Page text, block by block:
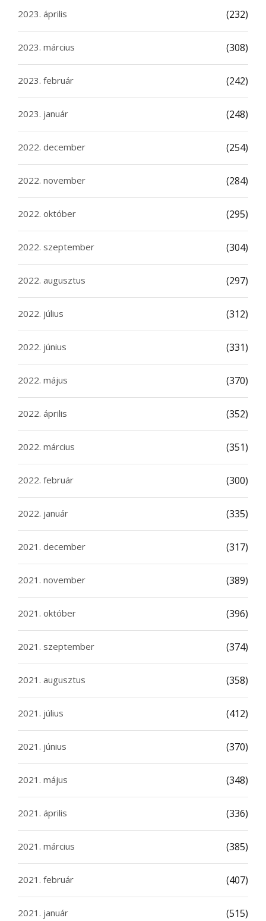
2023. április (232)
2023. március (308)
2023. február (242)
2023. január (248)
2022. december (254)
2022. november (284)
2022. október (295)
2022. szeptember (304)
2022. augusztus (297)
2022. július (312)
2022. június (331)
2022. május (370)
2022. április (352)
2022. március (351)
2022. február (300)
2022. január (335)
2021. december (317)
2021. november (389)
2021. október (396)
2021. szeptember (374)
2021. augusztus (358)
2021. július (412)
2021. június (370)
2021. május (348)
2021. április (336)
2021. március (385)
2021. február (407)
2021. január (515)